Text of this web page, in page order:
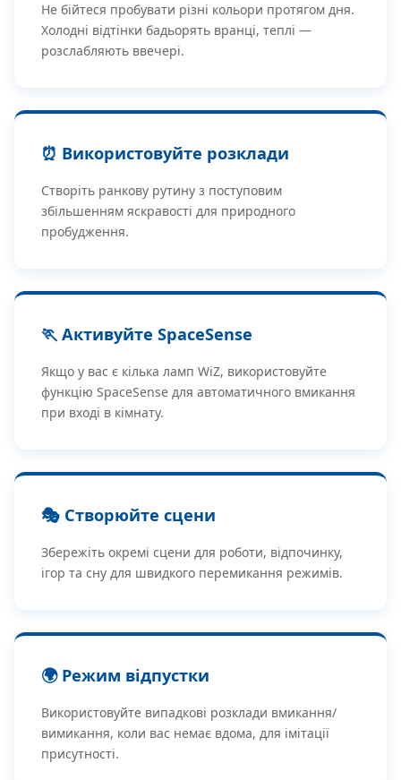
Не бійтеся пробувати різні кольори протягом дня.
Холодні відтінки бадьорять вранці, теплі —
розслабляють ввечері.
⏰ Використовуйте розклади
Створіть ранкову рутину з поступовим
збільшенням яскравості для природного
пробудження.
🏃 Активуйте SpaceSense
Якщо у вас є кілька ламп WiZ, використовуйте
функцію SpaceSense для автоматичного вмикання
при вході в кімнату.
🎭 Створюйте сцени
Збережіть окремі сцени для роботи, відпочинку,
ігор та сну для швидкого перемикання режимів.
🌍 Режим відпустки
Використовуйте випадкові розклади вмикання/
вимикання, коли вас немає вдома, для імітації
присутності.